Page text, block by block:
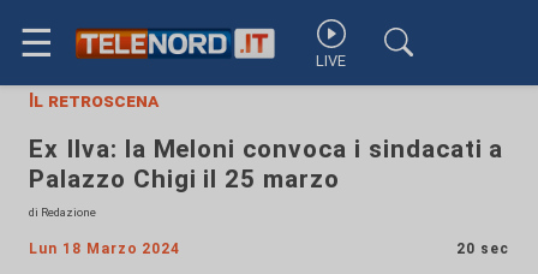
☰ LIVE
Il retroscena
Ex Ilva: la Meloni convoca i sindacati a
Palazzo Chigi il 25 marzo
di Redazione
Lun 18 Marzo 2024 20 sec